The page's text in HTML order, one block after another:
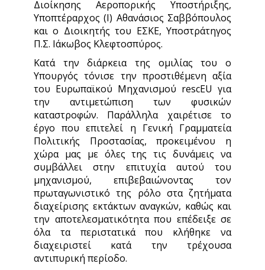
Διοίκησης Αεροπορικής Υποστήριξης,
Υποπτέραρχος (Ι) Αθανάσιος Σαββόπουλος
και ο Διοικητής του ΕΣΚΕ, Υποστράτηγος
Π.Σ. Ιάκωβος Κλεφτοσπύρος.
Κατά την διάρκεια της ομιλίας του ο
Υπουργός τόνισε την προστιθέμενη αξία
του Ευρωπαϊκού Μηχανισμού rescEU για
την αντιμετώπιση των φυσικών
καταστροφών. Παράλληλα χαιρέτισε το
έργο που επιτελεί η Γενική Γραμματεία
Πολιτικής Προστασίας, προκειμένου η
χώρα μας με όλες της τις δυνάμεις να
συμβάλλει στην επιτυχία αυτού του
μηχανισμού, επιβεβαιώνοντας τον
πρωταγωνιστικό της ρόλο στα ζητήματα
διαχείρισης εκτάκτων αναγκών, καθώς και
την αποτελεσματικότητα που επέδειξε σε
όλα τα περιστατικά που κλήθηκε να
διαχειριστεί κατά την τρέχουσα
αντιπυρική περίοδο.